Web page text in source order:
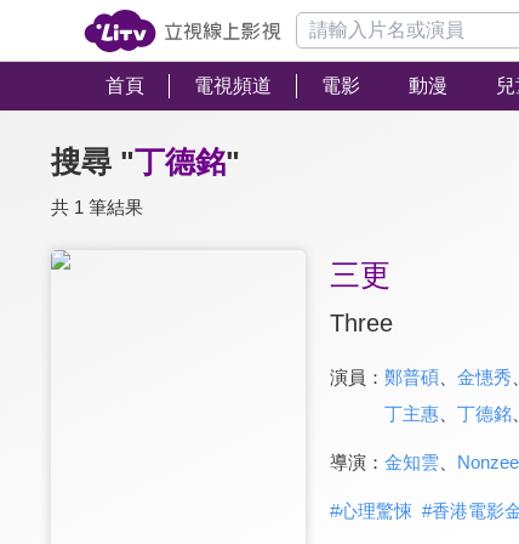
首頁 電視頻道 電影 動漫
搜尋 "丁德銘"
共 1 筆結果
三更
Three
演員： 鄭普碩、 金憓秀
丁主惠、 丁德銘、
導演： 金知雲
#心理驚悚 #香港電影